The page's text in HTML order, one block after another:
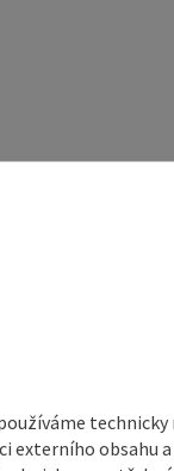
externího obsahu